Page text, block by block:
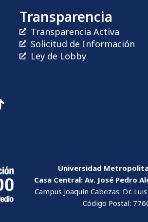
Transparencia
Transparencia Activa
Solicitud de Información
Ley de Lobby
Universidad
Casa Central: Av. José Pedro
Campus Joaquín Cabezas: Dr.
Código Postal: